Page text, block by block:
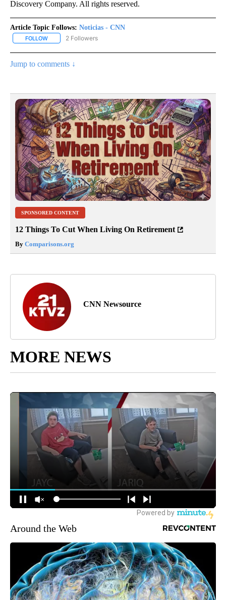
Discovery Company. All rights reserved.
Article Topic Follows: Noticias - CNN
FOLLOW FOLLOW "NOTICIAS - CNN" TO RECEIVE NOTIFICATIONS ABOUT
2 Followers
Jump to comments ↓
SPONSORED CONTENT
12 Things To Cut When Living On Retirement
By Comparisons.org
CNN Newsource
MORE NEWS
Around the Web